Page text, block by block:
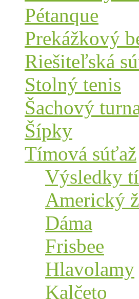
Pétanque
Prekážkový
Riešiteľská
Stolný tenis
Šachový
Šípky
Tímová súťaž
Výsledky
Americký
Dáma
Frisbee
Hlavolamy
Kalčeto